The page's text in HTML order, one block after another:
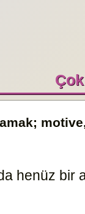
henüz bir